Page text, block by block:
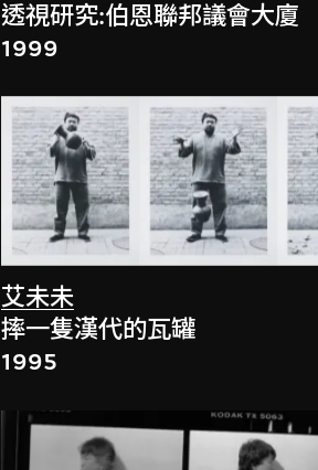
透視研究:伯恩聯邦議會大廈
1999
艾未未
摔一隻漢代的瓦罐
1995